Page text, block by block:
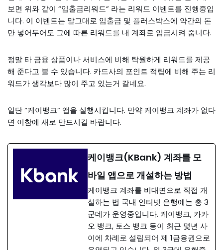
보면 위와 같이 “입출금리워드” 라는 리워드 이벤트를 진행중입
니다. 이 이벤트는 말그대로 입출금 및 플러스박스에 약간의 돈
만 넣어두어도 그에 따른 리워드를 내 계좌로 입금시켜 줍니다.
정말 타 금융 상품이나 서비스에 비해 탁월하게 리워드를 제공
해 준다고 볼 수 있습니다. 카드사의 포인트 적립에 비해 주는 리
워드가 생각보다 많이 주고 있는거 같네요.
일단 “케이뱅크” 앱을 실행시킵니다. 만약 케이뱅크 계좌가 없다
면 이참에 새로 만드시길 바랍니다.
케이뱅크(KBank) 계좌를 모
바일 앱으로 개설하는 방법
케이뱅크 계좌를 비대면으로 직접 개
설하는 법 국내 인터넷 은행에는 총 3
군데가 운영중입니다. 케이뱅크, 카카
오 뱅크, 토스 뱅크 등이 최근 몇년 사
이에 차례로 설립되어 제 1금융권으로